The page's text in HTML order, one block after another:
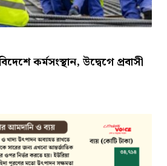
কর্মসংস্থান, উদ্বেগে প্রবাসী